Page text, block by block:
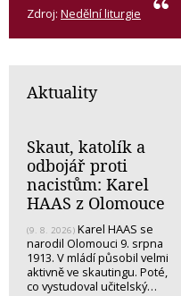
Zdroj: Nedělní liturgie
Aktuality
Skaut, katolík a
odbojář proti
nacistům: Karel
HAAS z Olomouce
(9. 8. 2026) Karel HAAS se
narodil Olomouci 9. srpna
1913. V mládí působil velmi
aktivně ve skautingu. Poté,
co vystudoval učitelský…